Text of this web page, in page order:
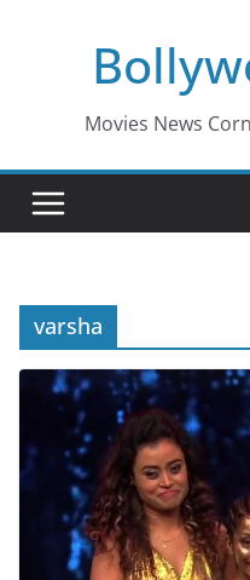
Movies News
varsha